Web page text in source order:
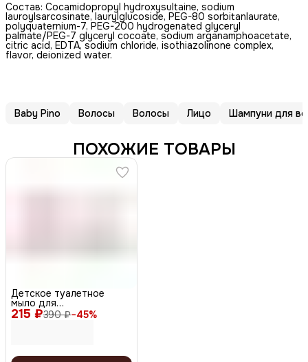
Состав: Cocamidopropyl hydroxysultaine, sodium
lauroylsarcosinate, laurylglucoside, PEG-80 sorbitanlaurate,
polyquaternium-7, PEG-200 hydrogenated glyceryl
palmate/PEG-7 glyceryl cocoate, sodium arganamphoacetate,
citric acid, EDTA, sodium chloride, isothiazolinone complex,
flavor, deionized water.
Baby Pino Волосы Волосы Лицо Шампуни для
ПОХОЖИЕ ТОВАРЫ
215 ₽390 ₽−45%
Детское туалетное
мыло для
чувствительной кожи
0+, 100 г